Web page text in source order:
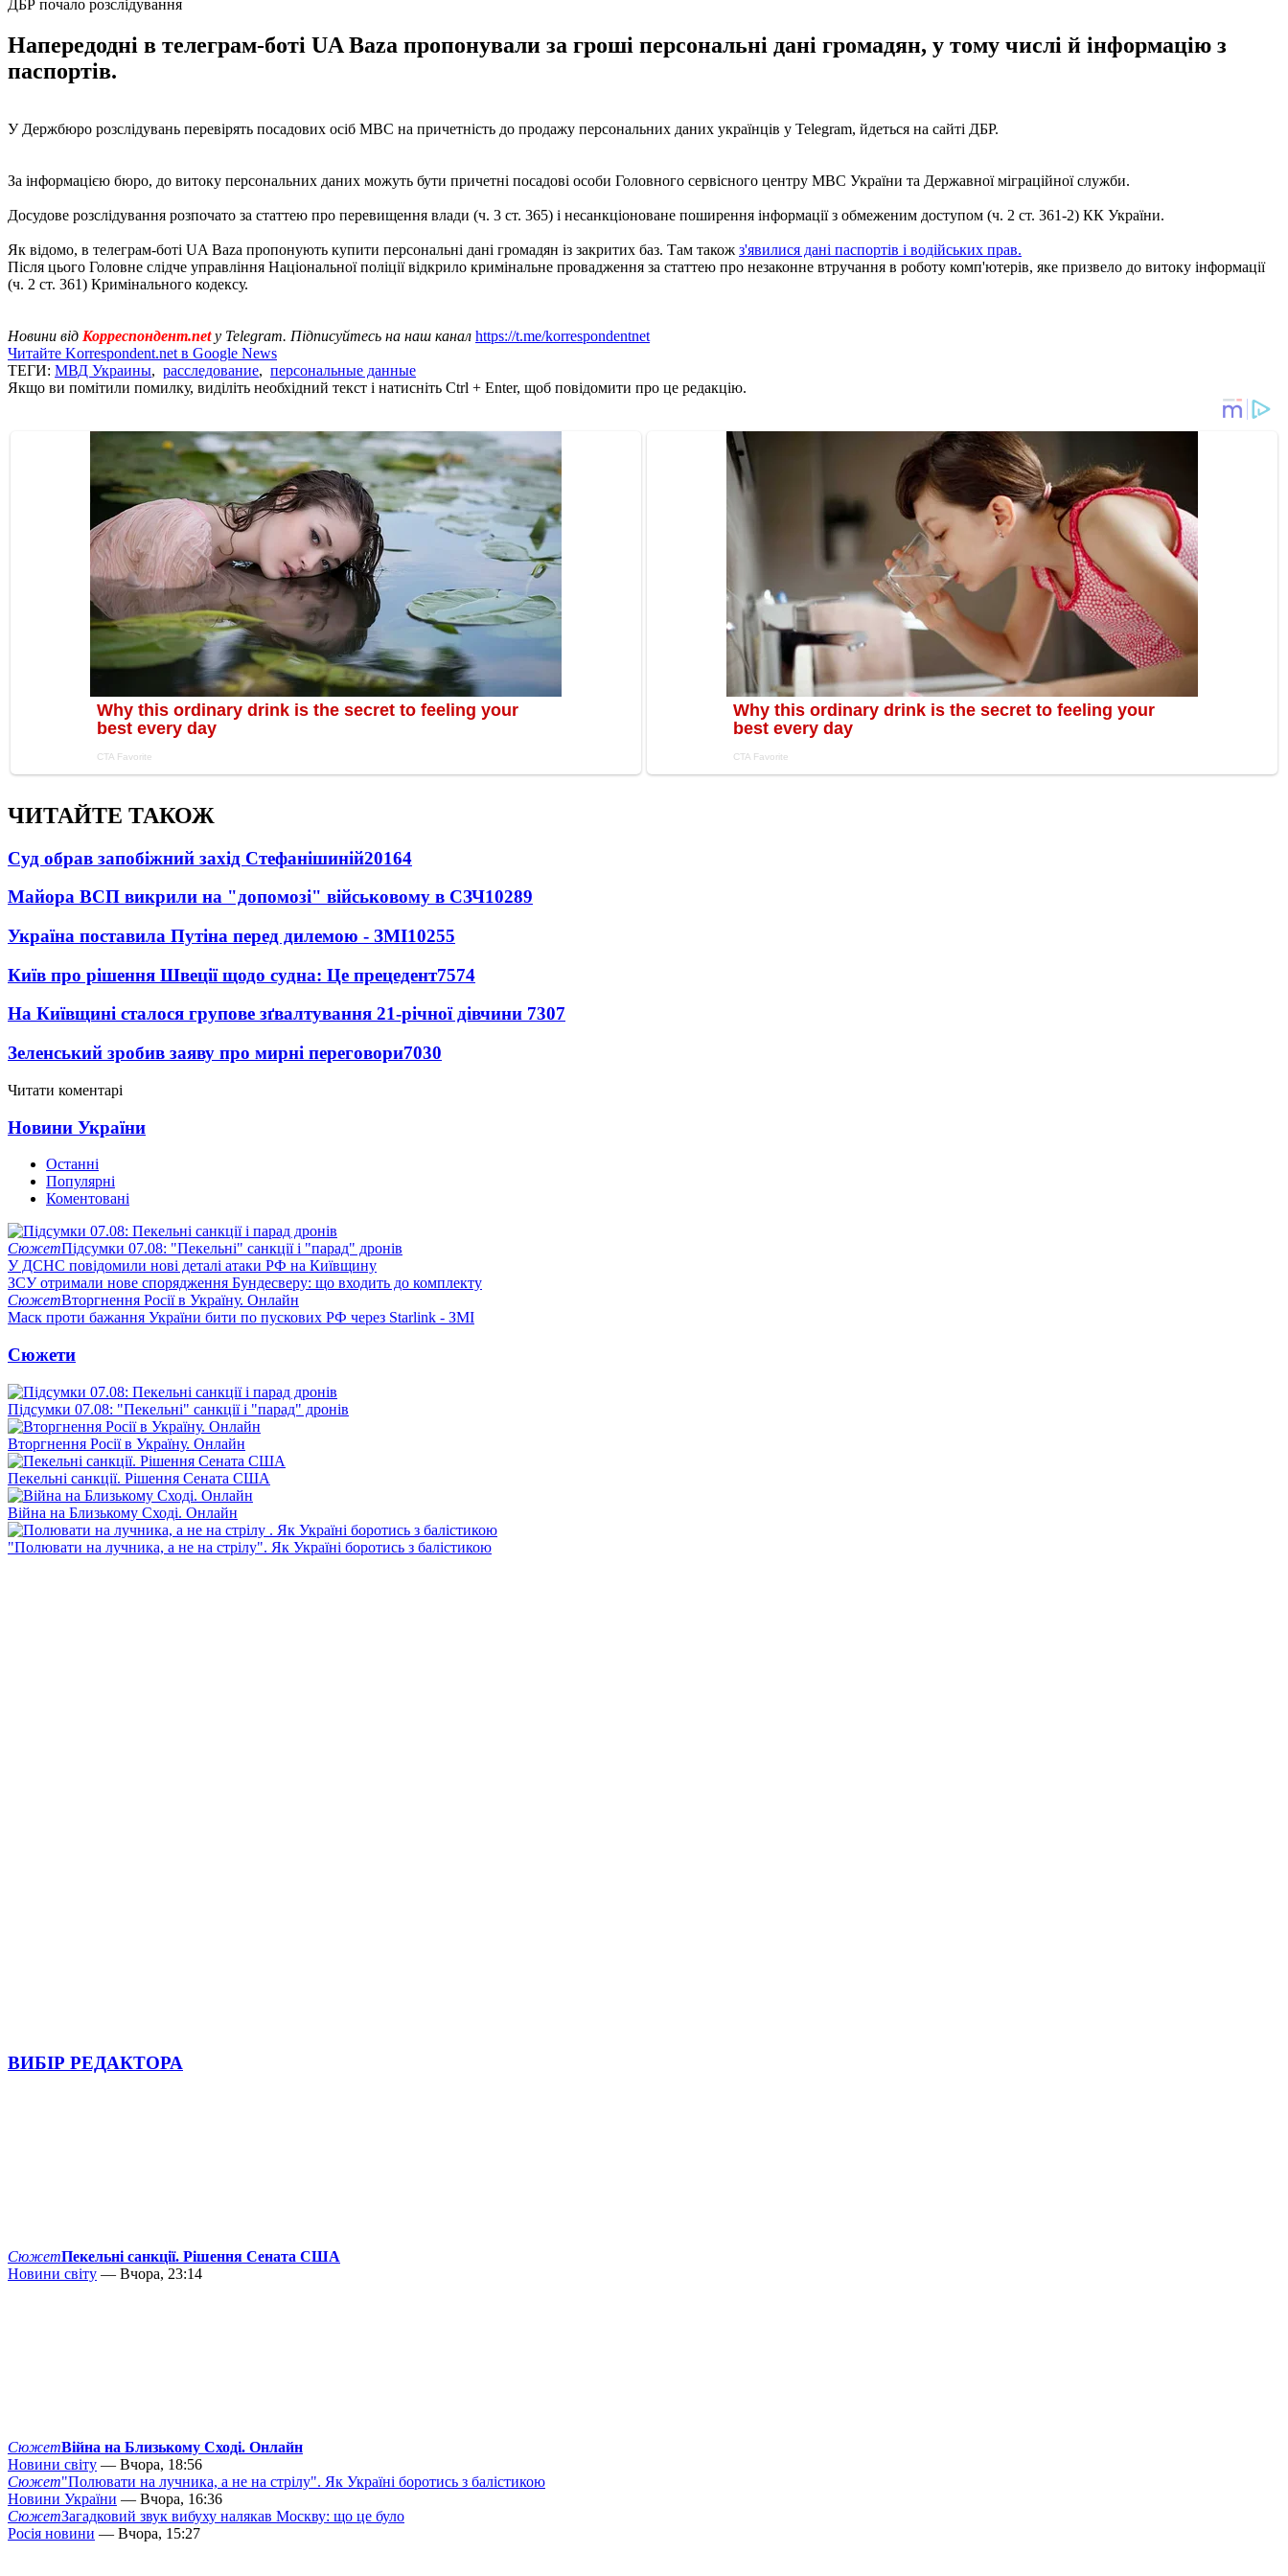
ДБР почало розслідування
Напередодні в телеграм-боті UA Baza пропонували за гроші персональні дані громадян, у тому числі й інформацію з
паспортів.
У Держбюро розслідувань перевірять посадових осіб МВС на причетність до продажу персональних даних українців у Telegram, йдеться на сайті ДБР.
За інформацією бюро, до витоку персональних даних можуть бути причетні посадові особи Головного сервісного центру МВС України та Державної міграційної служби.
Досудове розслідування розпочато за статтею про перевищення влади (ч. 3 ст. 365) і несанкціоноване поширення інформації з обмеженим доступом (ч. 2 ст. 361-2) КК України.
Як відомо, в телеграм-боті UA Baza пропонують купити персональні дані громадян із закритих баз. Там також з'явилися дані паспортів і водійських прав.
Після цього Головне слідче управління Національної поліції відкрило кримінальне провадження за статтею про незаконне втручання в роботу комп'ютерів, яке призвело до витоку інформації
(ч. 2 ст. 361) Кримінального кодексу.
Новини від Корреспондент.net у Telegram. Підписуйтесь на наш канал https://t.me/korrespondentnet
Читайте Korrespondent.net в Google News
ТЕГИ: МВД Украины, расследование, персональные данные
Якщо ви помітили помилку, виділіть необхідний текст і натисніть Ctrl + Enter, щоб повідомити про це редакцію.
ЧИТАЙТЕ ТАКОЖ
Суд обрав запобіжний захід Стефанішиній20164
Майора ВСП викрили на "допомозі" військовому в СЗЧ10289
Україна поставила Путіна перед дилемою - ЗМІ10255
Київ про рішення Швеції щодо судна: Це прецедент7574
На Київщині сталося групове зґвалтування 21-річної дівчини 7307
Зеленський зробив заяву про мирні переговори7030
Читати коментарі
Новини України
Останні
Популярні
Коментовані
СюжетПідсумки 07.08: "Пекельні" санкції і "парад" дронів
У ДСНС повідомили нові деталі атаки РФ на Київщину
ЗСУ отримали нове спорядження Бундесверу: що входить до комплекту
СюжетВторгнення Росії в Україну. Онлайн
Маск проти бажання України бити по пускових РФ через Starlink - ЗМІ
Сюжети
Підсумки 07.08: "Пекельні" санкції і "парад" дронів
Вторгнення Росії в Україну. Онлайн
Пекельні санкції. Рішення Сената США
Війна на Близькому Сході. Онлайн
"Полювати на лучника, а не на стрілу". Як Україні боротись з балістикою
ВИБІР РЕДАКТОРА
СюжетПекельні санкції. Рішення Сената США
Новини світу — Вчора, 23:14
СюжетВійна на Близькому Сході. Онлайн
Новини світу — Вчора, 18:56
Сюжет"Полювати на лучника, а не на стрілу". Як Україні боротись з балістикою
Новини України — Вчора, 16:36
СюжетЗагадковий звук вибуху налякав Москву: що це було
Росія новини — Вчора, 15:27